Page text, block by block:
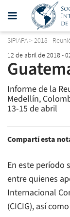
SIPIAPA> 2018 -
12 de abril de 2018 -
Informe de la
Medellín,
13-15 de abril
Compartí esta
En este período
entre quienes
Internacional
(CICIG), así